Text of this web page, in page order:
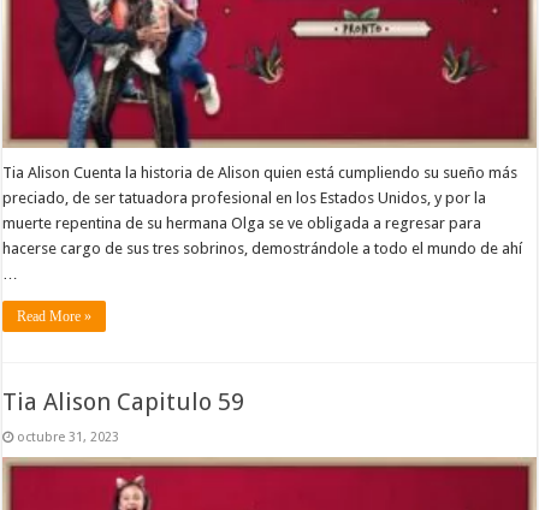
Tia Alison Cuenta la historia de Alison quien está cumpliendo su sueño más
preciado, de ser tatuadora profesional en los Estados Unidos, y por la
muerte repentina de su hermana Olga se ve obligada a regresar para
hacerse cargo de sus tres sobrinos, demostrándole a todo el mundo de ahí
Read More »
Tia Alison Capitulo 59
octubre 31, 2023